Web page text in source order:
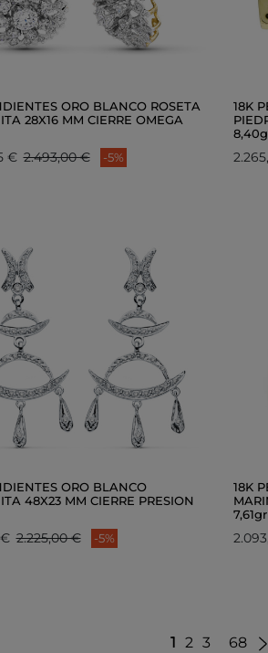
ORO BLANCO ROSETA
28X16 MM CIERRE OMEGA
€ 2.493,00 € -5%
18K
ORO BLANCO
48X23 MM CIERRE PRESION
€ 2.225,00 € -5%
18K
7,61gr
1 2 3 68